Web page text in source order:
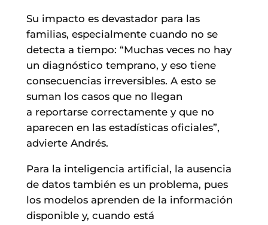
Su impacto es devastador para las
familias, especialmente cuando no se
detecta a tiempo: “Muchas veces no hay
un diagnóstico temprano, y eso tiene
consecuencias irreversibles. A esto se
suman los casos que no llegan
a reportarse correctamente y que no
aparecen en las estadísticas oficiales”,
advierte Andrés.
Para la inteligencia artificial, la ausencia
de datos también es un problema, pues
los modelos aprenden de la información
disponible y, cuando está